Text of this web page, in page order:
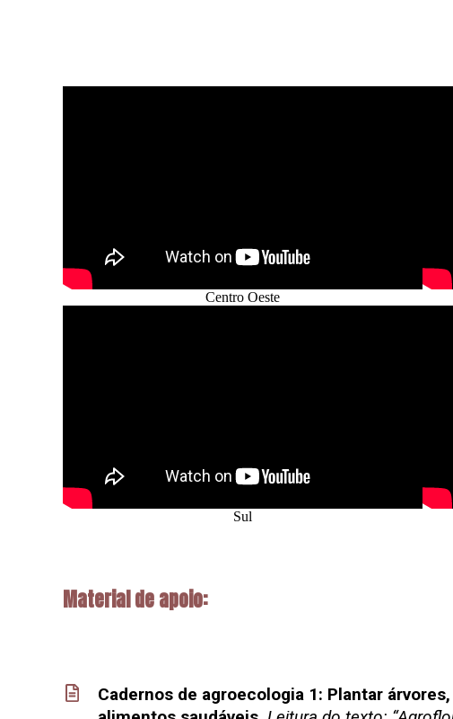
Centro Oeste
Sul
Material de apoio:
Cadernos de agroecologia 1: Plantar